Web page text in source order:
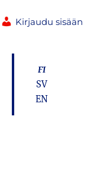
Kirjaudu sisään
FI
SV
EN